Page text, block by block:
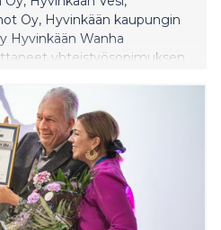
Oy, Hyvinkään kaupungin
Hyvinkään Wanha
yhteistyösopimuksen
Ratkaisu
kaupunkilaisten
ja olosuhteiden
entisestään, mutta tuo myös
veden tuotannon